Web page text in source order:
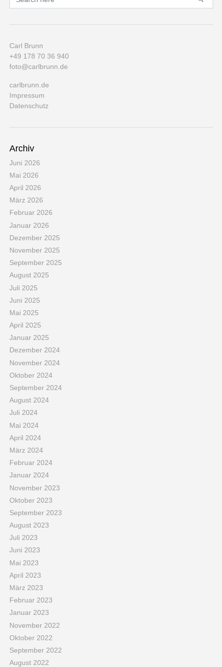
Carl Brunn
+49 178 70 36 940
foto@carlbrunn.de
carlbrunn.de
Impressum
Datenschutz
Archiv
Juni 2026
Mai 2026
April 2026
März 2026
Februar 2026
Januar 2026
Dezember 2025
November 2025
September 2025
August 2025
Juli 2025
Juni 2025
Mai 2025
April 2025
Januar 2025
Dezember 2024
November 2024
Oktober 2024
September 2024
August 2024
Juli 2024
Mai 2024
April 2024
März 2024
Februar 2024
Januar 2024
November 2023
Oktober 2023
September 2023
August 2023
Juli 2023
Juni 2023
Mai 2023
April 2023
März 2023
Februar 2023
Januar 2023
November 2022
Oktober 2022
September 2022
August 2022